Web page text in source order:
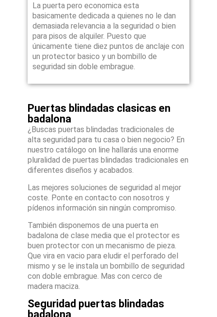
La puerta pero economica esta
basicamente dedicada a quienes no le dan
demasiada relevancia a la seguridad o bien
para pisos de alquiler. Puesto que
únicamente tiene diez puntos de anclaje con
un protector basico y un bombillo de
seguridad sin doble embrague.
Puertas blindadas clasicas en
badalona
¿Buscas puertas blindadas tradicionales de
alta seguridad para tu casa o bien negocio? En
nuestro catálogo on line hallarás una enorme
pluralidad de puertas blindadas tradicionales en
diferentes diseños y acabados.
Las mejores soluciones de seguridad al mejor
coste. Ponte en contacto con nosotros y
pídenos información sin ningún compromiso.
También disponemos de una puerta en
badalona de clase media que el protector es
buen protector con un mecanismo de pieza.
Que vira en vacio para eludir el perforado del
mismo y se le instala un bombillo de seguridad
con doble embrague. Mas con cerco de
madera maciza.
Seguridad puertas blindadas
badalona